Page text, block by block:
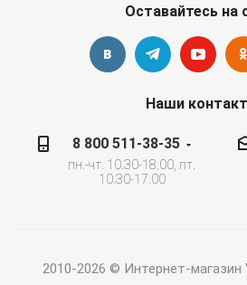
Оставайтесь на
Наши
8 800 511-38-35
пн.-чт. 10.30-18.00, пт.
10.30-17.00
2010-2026 © Интернет-